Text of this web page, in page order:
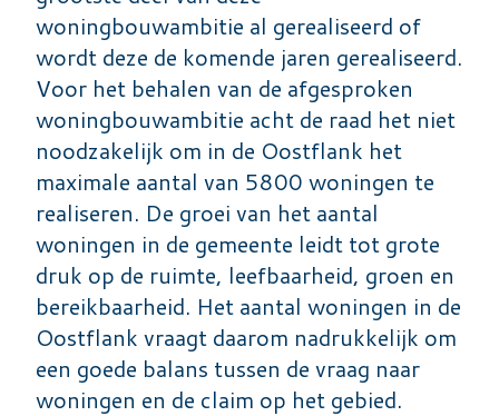
woningbouwambitie al gerealiseerd of
wordt deze de komende jaren gerealiseerd.
Voor het behalen van de afgesproken
woningbouwambitie acht de raad het niet
noodzakelijk om in de Oostflank het
maximale aantal van 5800 woningen te
realiseren. De groei van het aantal
woningen in de gemeente leidt tot grote
druk op de ruimte, leefbaarheid, groen en
bereikbaarheid. Het aantal woningen in de
Oostflank vraagt daarom nadrukkelijk om
een goede balans tussen de vraag naar
woningen en de claim op het gebied.